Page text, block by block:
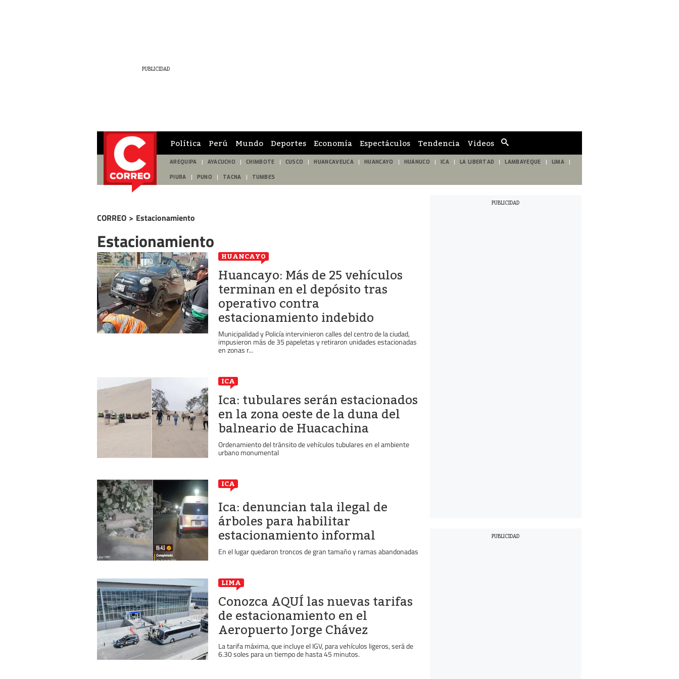
de
búsqueda
Política Perú Mundo Deportes Economía Espectáculos Tendencia Videos
AREQUIPA AYACUCHO CHIMBOTE CUSCO HUANCAVELICA HUANCAYO HUÁNUCO ICA LA LIBERTAD LAMBAYEQUE LIMA
PIURA PUNO TACNA TUMBES
CORREO > Estacionamiento
Estacionamiento
HUANCAYO
Huancayo: Más de 25 vehículos
terminan en el depósito tras
operativo contra
estacionamiento indebido
Municipalidad y Policía intervinieron calles del centro de la ciudad,
impusieron más de 35 papeletas y retiraron unidades estacionadas
en zonas r...
ICA
Ica: tubulares serán estacionados
en la zona oeste de la duna del
balneario de Huacachina
Ordenamiento del tránsito de vehículos tubulares en el ambiente
urbano monumental
ICA
Ica: denuncian tala ilegal de
árboles para habilitar
estacionamiento informal
En el lugar quedaron troncos de gran tamaño y ramas abandonadas
LIMA
Conozca AQUÍ las nuevas tarifas
de estacionamiento en el
Aeropuerto Jorge Chávez
La tarifa máxima, que incluye el IGV, para vehículos ligeros, será de
6.30 soles para un tiempo de hasta 45 minutos.